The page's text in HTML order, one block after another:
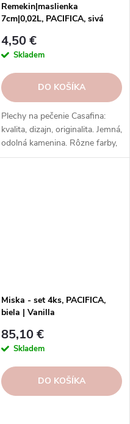
Remekin|maslienka
7cm|0,02L, PACIFICA, sivá
4,50 €
Skladem
DO KOŠÍKA
Plechy na pečenie Casafina:
kvalita, dizajn, originalita. Jemná,
odolná kamenina. Rôzne farby,
vzory, tvary. Formy Casafina -
Miska - set 4ks, PACIFICA,
biela | Vanilla
85,10 €
Skladem
DO KOŠÍKA